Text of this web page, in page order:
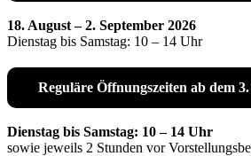
18. August – 2. September 2026
Dienstag bis Samstag: 10 – 14 Uhr
Reguläre Öffnungszeiten ab dem
Dienstag bis Samstag: 10 – 14 Uhr
sowie jeweils 2 Stunden vor